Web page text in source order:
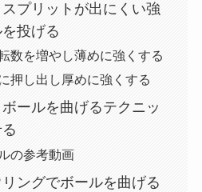
スプリットが出にくい強
投げる
数を増やし薄めに強くする
押し出し厚めに強くする
ボールを曲げるテクニッ
の参考動画
リングでボールを曲げる